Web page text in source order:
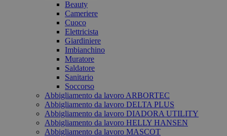
Beauty
Cameriere
Cuoco
Elettricista
Giardiniere
Imbianchino
Muratore
Saldatore
Sanitario
Soccorso
Abbigliamento da lavoro ARBORTEC
Abbigliamento da lavoro DELTA PLUS
Abbigliamento da lavoro DIADORA UTILITY
Abbigliamento da lavoro HELLY HANSEN
Abbigliamento da lavoro MASCOT